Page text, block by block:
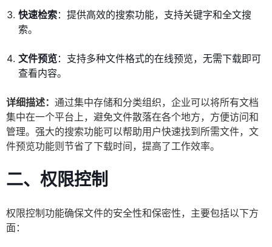
快速检索：提供高效的搜索功能，支持关键字和全文搜
索。
文件预览：支持多种文件格式的在线预览，无需下载即可
查看内容。
详细描述： 通过集中存储和分类组织，企业可以将所有文档
集中在一个平台上，避免文件散落在各个地方，方便访问和
管理。强大的搜索功能可以帮助用户快速找到所需文件，文
件预览功能则节省了下载时间，提高了工作效率。
二、权限控制
权限控制功能确保文件的安全性和保密性，主要包括以下方
面：